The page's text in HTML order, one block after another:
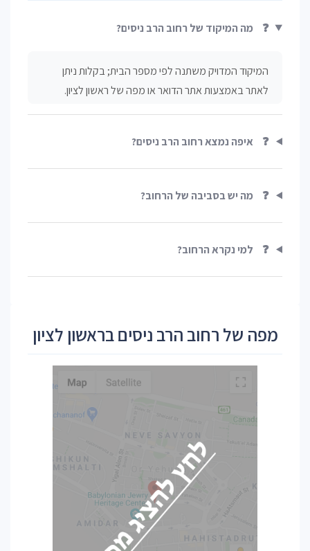
❓ מה המיקוד של רחוב הרב ניסים?
המיקוד המדויק משתנה לפי מספר הבית; בקלות ניתן
לאתר באמצעות אתר הדואר או מפה של ראשון לציון.
❓ איפה נמצא רחוב הרב ניסים?
❓ מה יש בסביבה של הרחוב?
❓ למי נקרא הרחוב?
מפה של רחוב הרב ניסים בראשון לציון